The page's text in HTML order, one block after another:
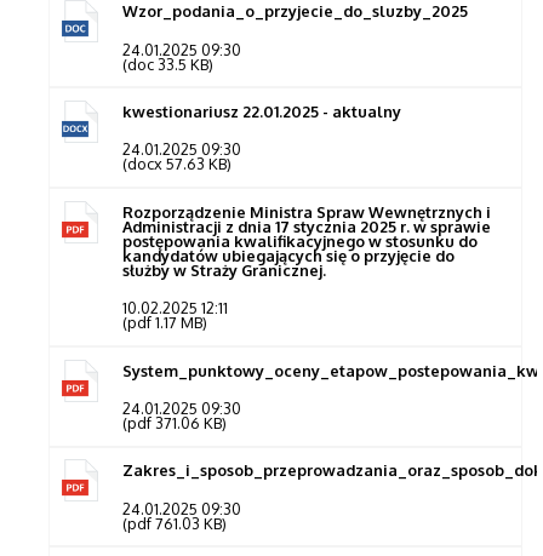
Wzor_podania_o_przyjecie_do_sluzby_2025
24.01.2025 09:30
(doc 33.5 KB)
kwestionariusz 22.01.2025 - aktualny
24.01.2025 09:30
(docx 57.63 KB)
Rozporządzenie Ministra Spraw Wewnętrznych i
Administracji z dnia 17 stycznia 2025 r. w sprawie
postępowania kwalifikacyjnego w stosunku do
kandydatów ubiegających się o przyjęcie do
służby w Straży Granicznej.
10.02.2025 12:11
(pdf 1.17 MB)
24.01.2025 09:30
(pdf 371.06 KB)
24.01.2025 09:30
(pdf 761.03 KB)